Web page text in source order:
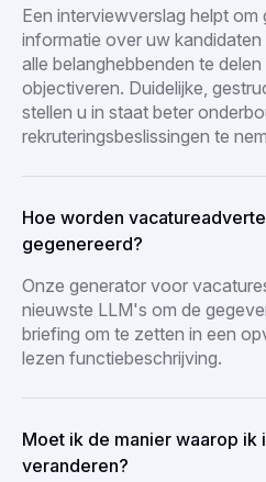
Een interviewverslag helpt om
informatie over uw
alle belanghebbenden te
objectiveren. Duidelijke,
stellen u in staat beter
rekruteringsbeslissingen te
Hoe worden
gegenereerd?
Onze generator voor
nieuwste LLM's om de
briefing om te zetten in een
lezen functiebeschrijving.
Moet ik de manier waarop
veranderen?